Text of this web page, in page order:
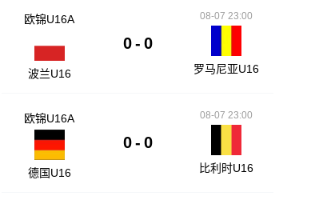
欧锦U16A
波兰U16
0 - 0
08-07 23:00
罗马尼亚U16
欧锦U16A
德国U16
0 - 0
08-07 23:00
比利时U16